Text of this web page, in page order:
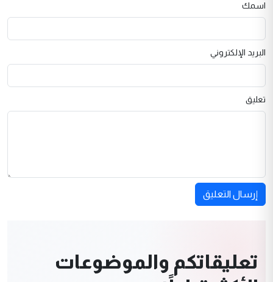
اسمك
البريد الإلكتروني
تعليق
إرسال التعليق
تعليقاتكم والموضوعات